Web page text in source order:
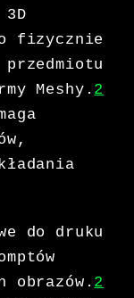
fizycznie
przedmiotu
Meshy. 2
do druku
obrazów. 2